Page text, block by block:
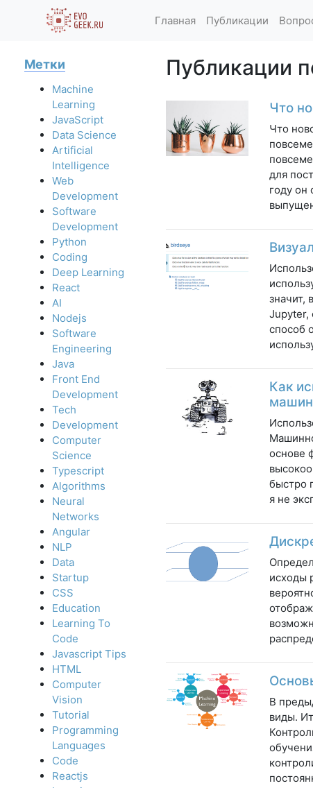
Главная Публикации
Метки
Machine
Learning
JavaScript
Data Science
Artificial
Intelligence
Web
Development
Software
Development
Python
Coding
Deep Learning
React
AI
Nodejs
Software
Engineering
Java
Front End
Development
Tech
Development
Computer
Science
Typescript
Algorithms
Neural
Networks
Angular
NLP
Data
Startup
CSS
Education
Learning To
Code
Javascript Tips
HTML
Computer
Vision
Tutorial
Programming
Languages
Code
Reactjs
Публикации
Что
Что
для
году он
значит,
Jupyter,
способ
Как
основе
быстро
я не
исходы
В
виды.